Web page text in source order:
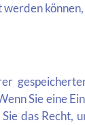
Sie eine
das Recht,